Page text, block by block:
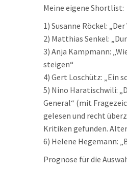
Meine eigene Shortlist:
1) Susanne Röckel:
2) Matthias Senkel:
3) Anja Kampmann:
steigen“
4) Gert Loschütz: „Ein
5) Nino Haratischwili:
General“ (mit
gelesen und recht
Kritiken gefunden.
6) Helene Hegemann:
Prognose für die